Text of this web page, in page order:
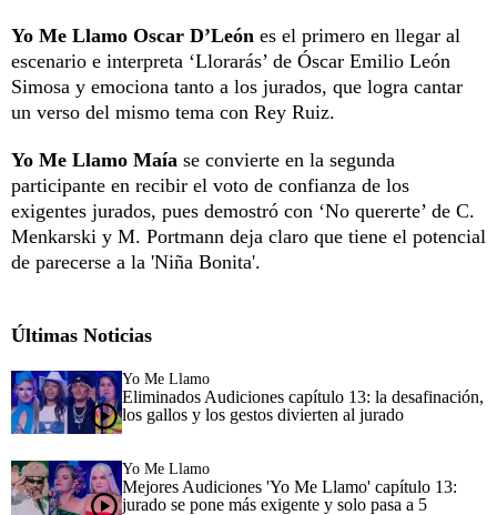
Yo Me Llamo Oscar D’León es el primero en llegar al
escenario e interpreta ‘Llorarás’ de Óscar Emilio León
Simosa y emociona tanto a los jurados, que logra cantar
un verso del mismo tema con Rey Ruiz.
Yo Me Llamo Maía se convierte en la segunda
participante en recibir el voto de confianza de los
exigentes jurados, pues demostró con ‘No quererte’ de C.
Menkarski y M. Portmann deja claro que tiene el potencial
de parecerse a la 'Niña Bonita'.
Últimas Noticias
Yo Me Llamo
Eliminados Audiciones capítulo 13: la desafinación,
los gallos y los gestos divierten al jurado
Yo Me Llamo
Mejores Audiciones 'Yo Me Llamo' capítulo 13:
jurado se pone más exigente y solo pasa a 5